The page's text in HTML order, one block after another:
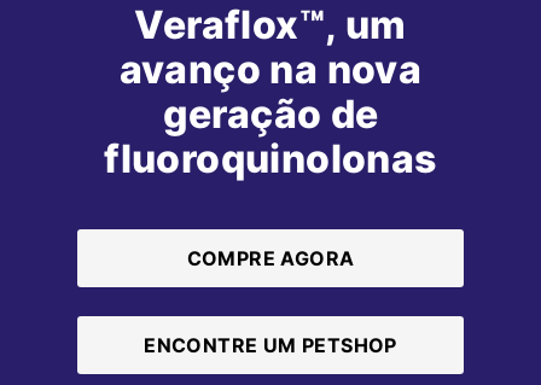
Veraflox™️, um
avanço na nova
geração de
fluoroquinolonas
COMPRE AGORA
ENCONTRE UM PETSHOP